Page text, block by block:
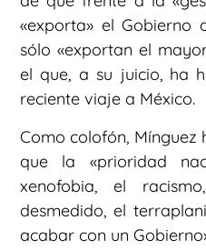
«exporta» el Gobierno
sólo «exportan el
el que, a su juicio, ha
reciente viaje a México.
Como colofón,
que la «prioridad
xenofobia, el
desmedido, el
acabar con un